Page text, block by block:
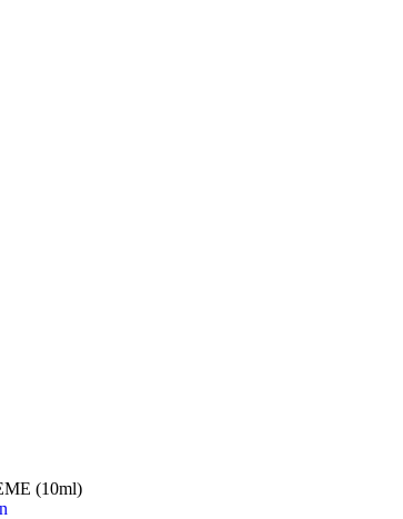
(10ml)